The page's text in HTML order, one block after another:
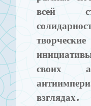
всей
своих
взглядах.